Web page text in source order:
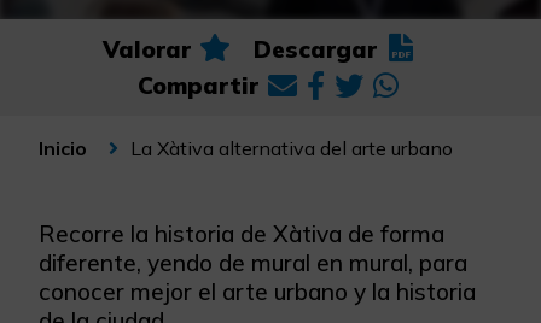
Valorar
Descargar
Compartir
Inicio La Xàtiva alternativa del arte urbano
Recorre la historia de Xàtiva de forma
diferente, yendo de mural en mural, para
conocer mejor el arte urbano y la historia